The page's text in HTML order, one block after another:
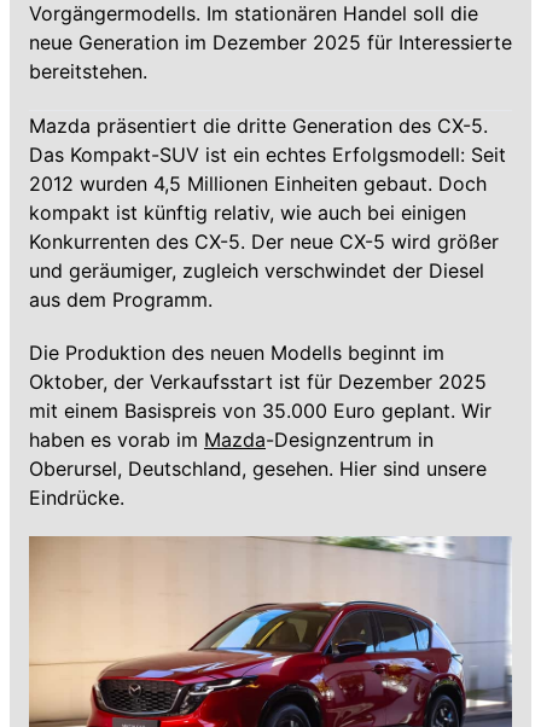
Vorgängermodells. Im stationären Handel soll die
neue Generation im Dezember 2025 für Interessierte
bereitstehen.
Mazda präsentiert die dritte Generation des CX-5.
Das Kompakt-SUV ist ein echtes Erfolgsmodell: Seit
2012 wurden 4,5 Millionen Einheiten gebaut. Doch
kompakt ist künftig relativ, wie auch bei einigen
Konkurrenten des CX-5. Der neue CX-5 wird größer
und geräumiger, zugleich verschwindet der Diesel
aus dem Programm.
Die Produktion des neuen Modells beginnt im
Oktober, der Verkaufsstart ist für Dezember 2025
mit einem Basispreis von 35.000 Euro geplant. Wir
haben es vorab im Mazda-Designzentrum in
Oberursel, Deutschland, gesehen. Hier sind unsere
Eindrücke.